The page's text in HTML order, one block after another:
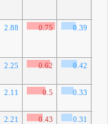
2.88 0.75 0.39
2.25 0.62 0.42
2.11 0.5 0.33
2.21 0.43 0.31